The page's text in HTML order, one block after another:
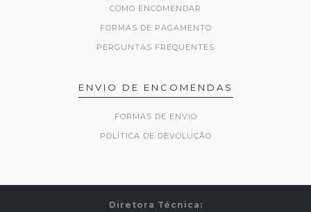
COMO ENCOMENDAR
FORMAS DE PAGAMENTO
PERGUNTAS FREQUENTES
ENVIO DE ENCOMENDAS
FORMAS DE ENVIO
POLÍTICA DE DEVOLUÇÃO
Diretora Técnica: